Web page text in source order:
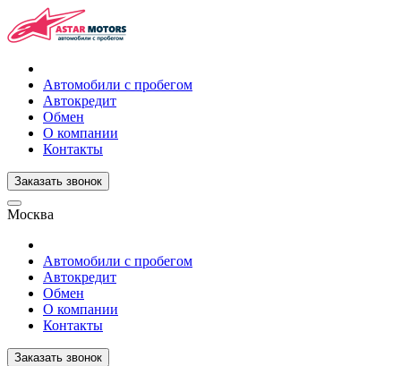
Автомобили с пробегом
Автокредит
Обмен
О компании
Контакты
Заказать звонок
Москва
Автомобили с пробегом
Автокредит
Обмен
О компании
Контакты
Заказать звонок